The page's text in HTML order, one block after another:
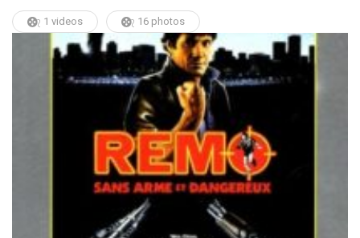
1 videos 16 photos